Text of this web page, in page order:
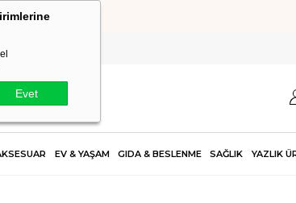
Evet
EV & YAŞAM GIDA & BESLENME SAĞLIK YAZLIK